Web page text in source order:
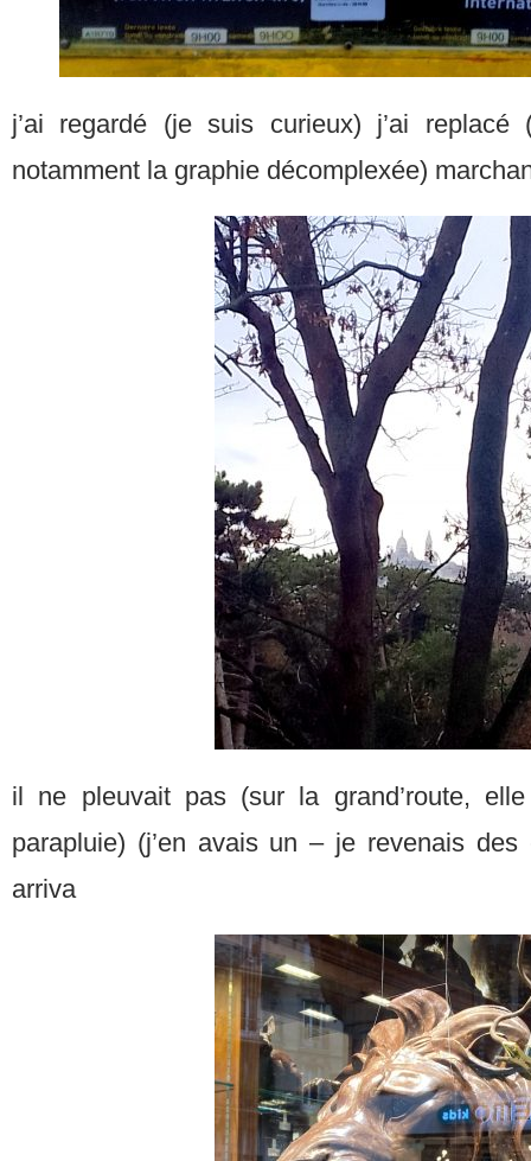
j’ai regardé (je suis curieux) j’ai
notamment la graphie décomplexée)
il ne pleuvait pas (sur la grand’route,
parapluie) (j’en avais un – je revenais
arriva